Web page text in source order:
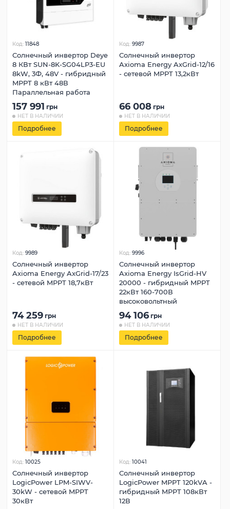
Код: 11848
Солнечный инвертор Deye
8 КВт SUN-8K-SG04LP3-EU
8kW, 3Ф, 48V - гибридный
MPPT 8 кВт 48В
Параллельная работа
157 991 грн
НЕТ В НАЛИЧИИ
Подробнее
Код: 9987
Солнечный инвертор
Axioma Energy AxGrid-12/16
- сетевой MPPT 13,2кВт
66 008 грн
НЕТ В НАЛИЧИИ
Подробнее
Код: 9989
Солнечный инвертор
Axioma Energy AxGrid-17/23
- сетевой MPPT 18,7кВт
74 259 грн
НЕТ В НАЛИЧИИ
Подробнее
Код: 9996
Солнечный инвертор
Axioma Energy IsGrid-HV
20000 - гибридный MPPT
22кВт 160-700В
высоковольтный
94 106 грн
НЕТ В НАЛИЧИИ
Подробнее
Код: 10025
Солнечный инвертор
LogicPower LPM-SIWV-
30kW - сетевой MPPT
30кВт
Код: 10041
Солнечный инвертор
LogicPower MPPT 120kVA -
гибридный MPPT 108кВт
12В